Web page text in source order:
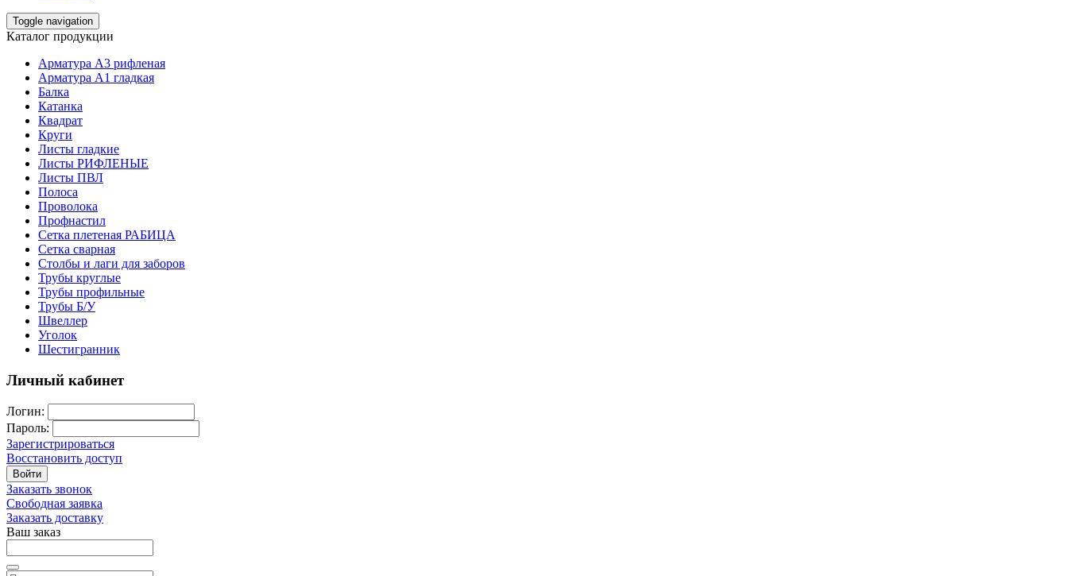
Toggle navigation
Каталог продукции
Арматура А3 рифленая
Арматура А1 гладкая
Балка
Катанка
Квадрат
Круги
Листы гладкие
Листы РИФЛЕНЫЕ
Листы ПВЛ
Полоса
Проволока
Профнастил
Сетка плетеная РАБИЦА
Сетка сварная
Столбы и лаги для заборов
Трубы круглые
Трубы профильные
Трубы Б/У
Швеллер
Уголок
Шестигранник
Личный кабинет
Логин:
Пароль:
Зарегистрироваться
Восстановить доступ
Войти
Заказать звонок
Свободная заявка
Заказать доставку
Ваш заказ